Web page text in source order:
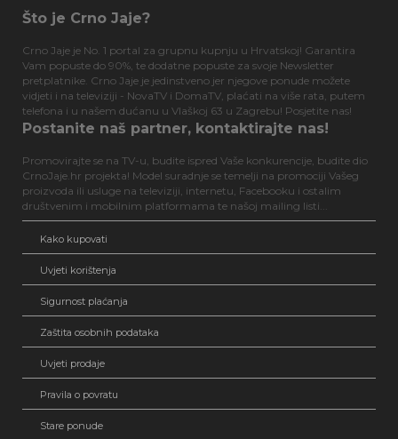
Što je Crno Jaje?
Crno Jaje je No. 1 portal za grupnu kupnju u Hrvatskoj! Garantira
Vam popuste do 90%, te dodatne popuste za svoje Newsletter
pretplatnike. Crno Jaje je jedinstveno jer njegove ponude možete
vidjeti i na televiziji - NovaTV i DomaTV, plaćati na više rata, putem
telefona i u našem dućanu u Vlaškoj 63 u Zagrebu! Posjetite nas!
Postanite naš partner, kontaktirajte nas!
Promovirajte se na TV-u, budite ispred Vaše konkurencije, budite dio
CrnoJaje.hr projekta! Model suradnje se temelji na promociji Vašeg
proizvoda ili usluge na televiziji, internetu, Facebooku i ostalim
društvenim i mobilnim platformama te našoj mailing listi...
Kako kupovati
Uvjeti korištenja
Sigurnost plaćanja
Zaštita osobnih podataka
Uvjeti prodaje
Pravila o povratu
Stare ponude